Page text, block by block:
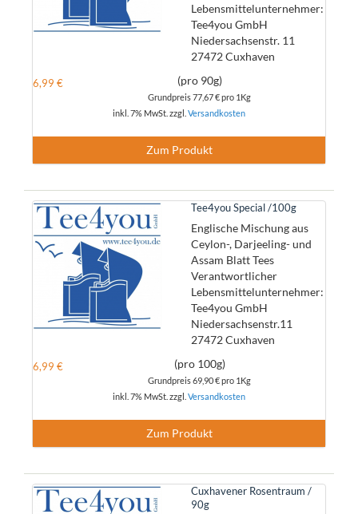
Lebensmittelunternehmer:
Tee4you GmbH
Niedersachsenstr. 11
27472 Cuxhaven
6,99 € (pro 90g)
Grundpreis77,67 €pro 1Kg
inkl. 7% MwSt. zzgl. Versandkosten
Zum Produkt
Tee4you Special /100g
Englische Mischung aus
Ceylon-, Darjeeling- und
Assam Blatt Tees
Verantwortlicher
Lebensmittelunternehmer:
Tee4you GmbH
Niedersachsenstr.11
27472 Cuxhaven
6,99 € (pro 100g)
Grundpreis69,90 €pro 1Kg
inkl. 7% MwSt. zzgl. Versandkosten
Zum Produkt
Cuxhavener Rosentraum /
90g